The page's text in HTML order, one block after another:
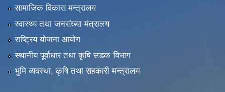
सामाजिक विकास मन्त्रालय
स्वास्थ्य तथा जनसंख्या मंत्रालय
राष्ट्रिय योजना आयोग
स्थानीय पूर्वाधार तथा कृषि सडक विभाग
भुमि व्यवस्था, कृषि तथा सहकारी मन्त्रालय